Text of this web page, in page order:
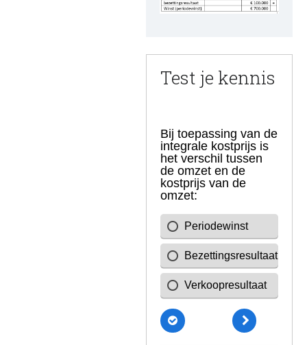
Test je kennis